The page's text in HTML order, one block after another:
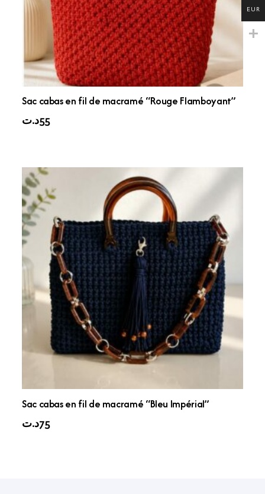
Sac cabas en fil de macramé “Rouge Flamboyant”
55د.ت
Sac cabas en fil de macramé “Bleu Impérial”
75د.ت
EUR